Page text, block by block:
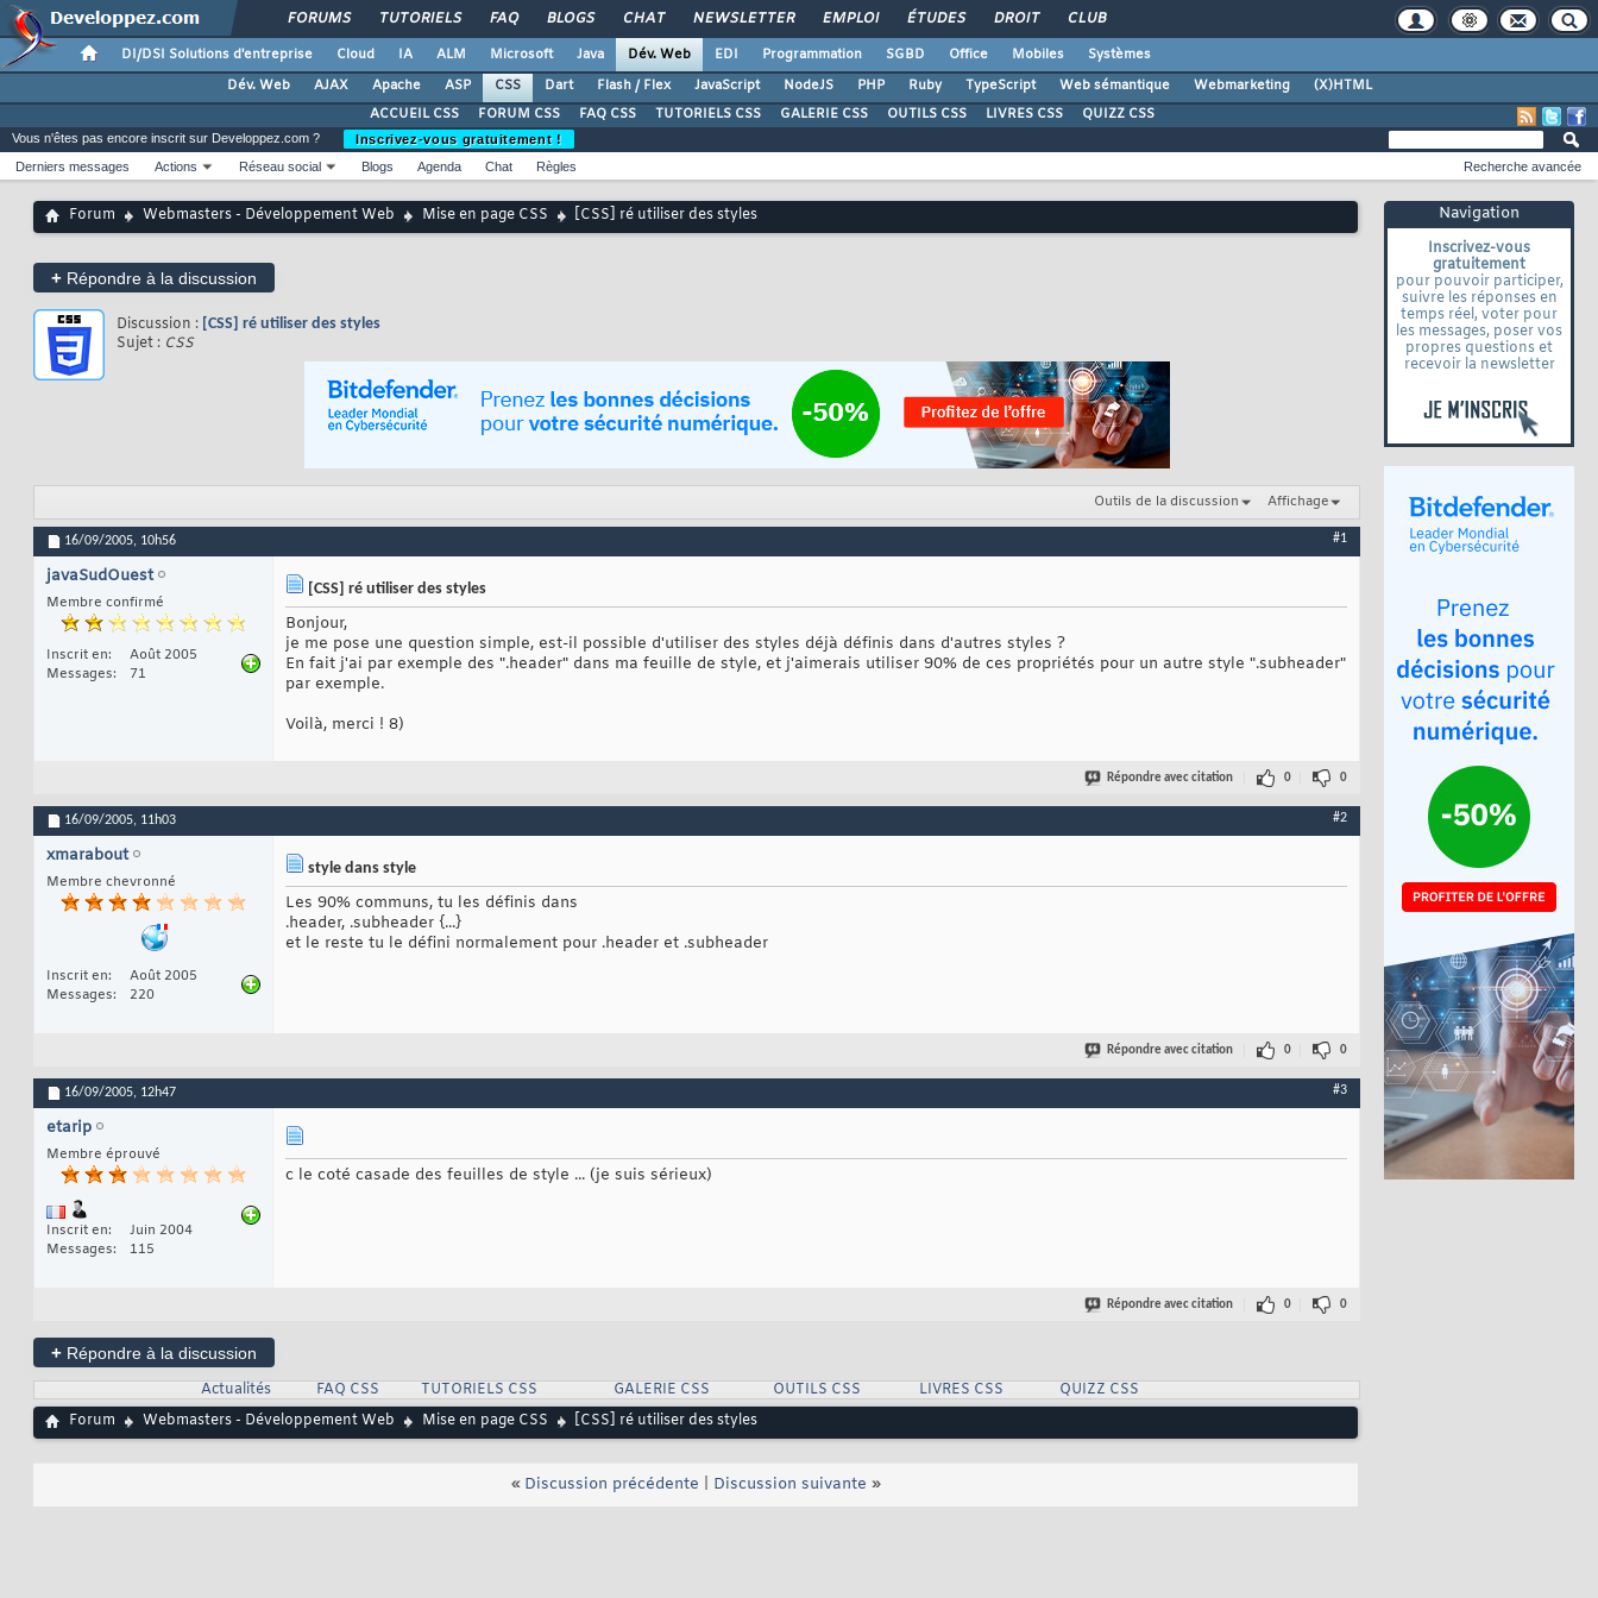
FORUMS TUTORIELS FAQ BLOGS CHAT NEWSLETTER EMPLOI ÉTUDES DROIT CLUB
DI/DSI Solutions d'entreprise Cloud IA ALM Microsoft Java Dév. Web EDI Programmation SGBD Office Mobiles
Systèmes
Dév. Web
AJAX Apache ASP CSS Dart Flash / Flex JavaScript NodeJS PHP Ruby TypeScript Web sémantique Webmarketing
(X)HTML
ACCUEIL CSS
FORUM CSS FAQ CSS TUTORIELS CSS GALERIE CSS OUTILS CSS LIVRES CSS QUIZZ CSS
Navigation
Inscrivez-vous
gratuitement
pour pouvoir participer,
suivre les réponses en
temps réel, voter pour
les messages, poser vos
propres questions et
recevoir la newsletter
Vous n'êtes pas encore inscrit sur Developpez.com ?
Inscrivez-vous gratuitement !
Derniers messages
Actions Réseau social Blogs Agenda Chat Règles Recherche avancée
Forum Webmasters - Développement Web Mise en page CSS [CSS] ré utiliser des styles
+ Répondre à la discussion
Discussion : [CSS] ré utiliser des styles
Sujet : CSS
Outils de la discussion Affichage
16/09/2005, 10h56 #1
javaSudOuest
Membre confirmé
Inscrit en
Août 2005
Messages
71
[CSS] ré utiliser des styles
Bonjour,
je me pose une question simple, est-il possible d'utiliser des styles déjà définis dans d'autres styles ?
En fait j'ai par exemple des ".header" dans ma feuille de style, et j'aimerais utiliser 90% de ces propriétés pour un autre style ".subheader"
par exemple.
Voilà, merci ! 8)
Répondre avec citation 0 0
16/09/2005, 11h03 #2
xmarabout
Membre chevronné
Inscrit en
Août 2005
Messages
220
style dans style
Les 90% communs, tu les définis dans
.header, .subheader {...}
et le reste tu le défini normalement pour .header et .subheader
Répondre avec citation 0 0
16/09/2005, 12h47 #3
etarip
Membre éprouvé
Inscrit en
Juin 2004
Messages
115
c le coté casade des feuilles de style ... (je suis sérieux)
Répondre avec citation 0 0
+ Répondre à la discussion
Actualités
FAQ CSS TUTORIELS CSS GALERIE CSS OUTILS CSS LIVRES CSS
QUIZZ CSS
Forum
Webmasters - Développement Web Mise en page CSS [CSS] ré utiliser des styles
« Discussion précédente Discussion suivante »